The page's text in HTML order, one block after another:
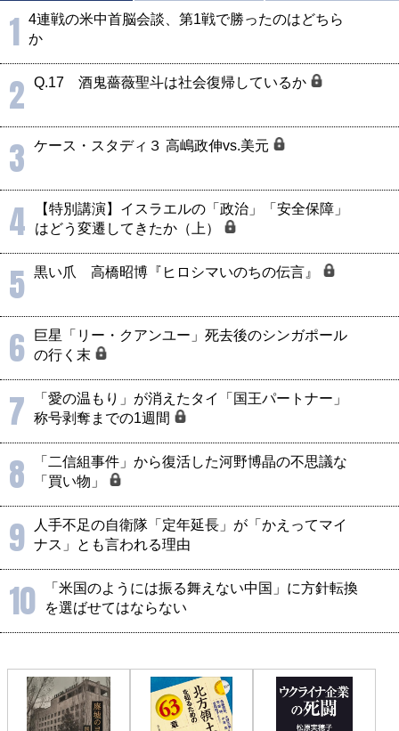
1 4連戦の米中首脳会談、第1戦で勝ったのはどちら
か
2 Q.17 酒鬼薔薇聖斗は社会復帰しているか
3 ケース・スタディ３ 高嶋政伸vs.美元
4
【特別講演】イスラエルの「政治」「安全保障」
はどう変遷してきたか（上）
5 黒い爪 高橋昭博『ヒロシマいのちの伝言』
6
巨星「リー・クアンユー」死去後のシンガポール
の行く末
7
「愛の温もり」が消えたタイ「国王パートナー」
称号剥奪までの1週間
8
「二信組事件」から復活した河野博晶の不思議な
「買い物」
9
人手不足の自衛隊「定年延長」が「かえってマイ
ナス」とも言われる理由
10
「米国のようには振る舞えない中国」に方針転換
を選ばせてはならない